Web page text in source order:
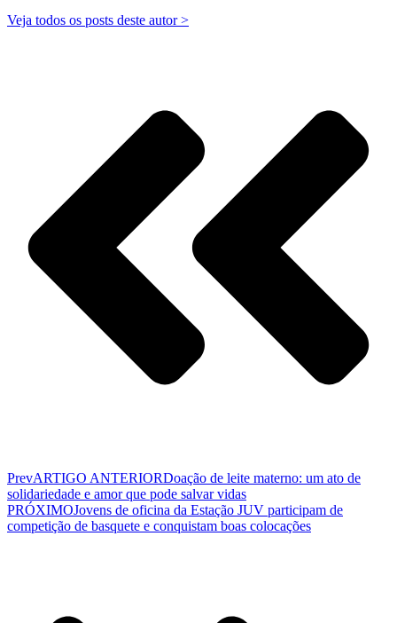
Veja todos os posts deste autor >
PrevARTIGO ANTERIORDoação de leite materno: um ato de
solidariedade e amor que pode salvar vidas
PRÓXIMOJovens de oficina da Estação JUV participam de
competição de basquete e conquistam boas colocações